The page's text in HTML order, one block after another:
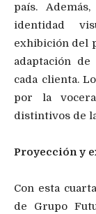
país.
identidad
exhibición del
adaptación
cada clienta.
por la
distintivos de
Proyección y
Con esta
de Grupo